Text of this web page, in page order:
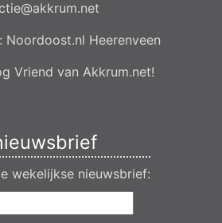
spikerboor naast nummer 11-1
wateractiviteit wf-1009518
project nulelie Akkrum nabij de
Noordoost.nl Heerenveen
Vriend van Akkrum.net!
wekelijkse nieuwsbrief: